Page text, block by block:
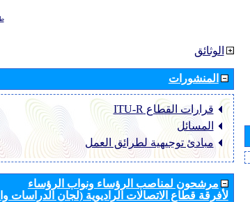
الوثائق
المنشورات
قرارات القطاع ‏ITU-R
المسائل
مبادئ توجيهية لطرائق العمل
مرشحون لمناصب الرؤساء ونواب الرؤساء
لأفرقة قطاع الاتصالات الراديوية (لجان الدراسات